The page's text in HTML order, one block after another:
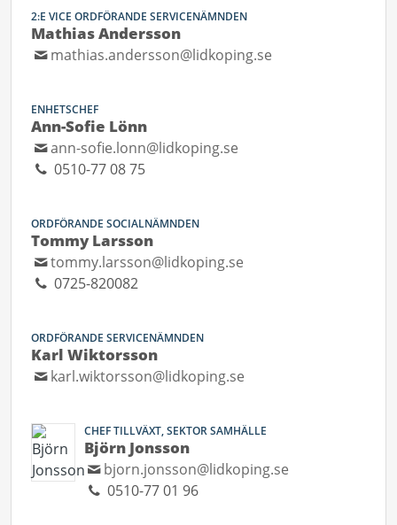
2:E VICE ORDFÖRANDE SERVICENÄMNDEN
Mathias Andersson
mathias.andersson@lidkoping.se
ENHETSCHEF
Ann-Sofie Lönn
ann-sofie.lonn@lidkoping.se
0510-77 08 75
ORDFÖRANDE SOCIALNÄMNDEN
Tommy Larsson
tommy.larsson@lidkoping.se
0725-820082
ORDFÖRANDE SERVICENÄMNDEN
Karl Wiktorsson
karl.wiktorsson@lidkoping.se
CHEF TILLVÄXT, SEKTOR SAMHÄLLE
Björn Jonsson
bjorn.jonsson@lidkoping.se
0510-77 01 96